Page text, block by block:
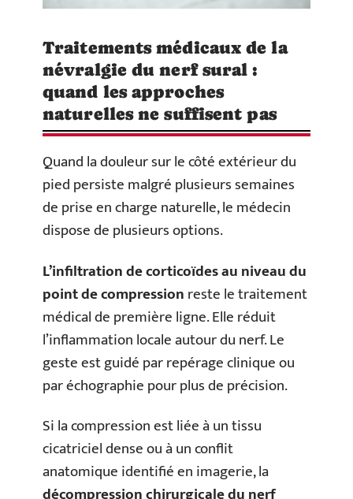
Traitements médicaux de la
névralgie du nerf sural :
quand les approches
naturelles ne suffisent pas
Quand la douleur sur le côté extérieur du
pied persiste malgré plusieurs semaines
de prise en charge naturelle, le médecin
dispose de plusieurs options.
L’infiltration de corticoïdes au niveau du
point de compressionreste le traitement
médical de première ligne. Elle réduit
l’inflammation locale autour du nerf. Le
geste est guidé par repérage clinique ou
par échographie pour plus de précision.
Si la compression est liée à un tissu
cicatriciel dense ou à un conflit
anatomique identifié en imagerie, la